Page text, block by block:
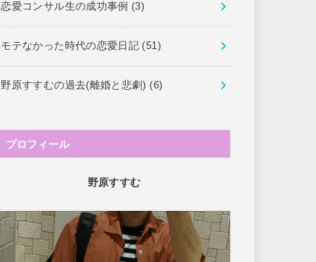
恋愛コンサル生の成功事例 (3)
モテなかった時代の恋愛日記 (51)
野原すすむの過去(離婚と悲劇) (6)
プロフィール
野原すすむ